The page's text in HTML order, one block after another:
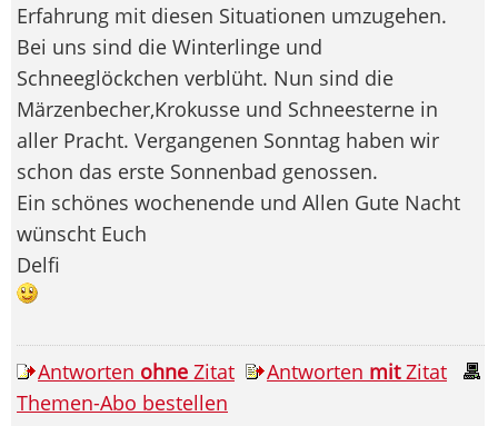
Erfahrung mit diesen Situationen umzugehen.
Bei uns sind die Winterlinge und
Schneeglöckchen verblüht. Nun sind die
Märzenbecher,Krokusse und Schneesterne in
aller Pracht. Vergangenen Sonntag haben wir
schon das erste Sonnenbad genossen.
Ein schönes wochenende und Allen Gute Nacht
wünscht Euch
Delfi
Antworten ohne Zitat Antworten mitZitat
Themen-Abo bestellen